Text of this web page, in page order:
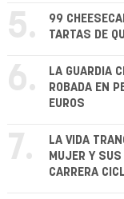
5.
99
TARTAS DE
6.
LA GUARDIA
ROBADA EN
EUROS
7.
LA VIDA
MUJER Y
CARRERA